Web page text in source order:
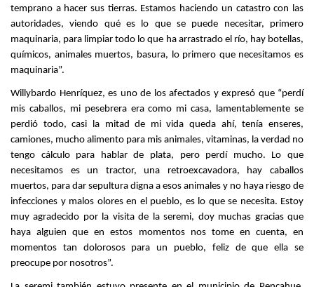
temprano a hacer sus tierras. Estamos haciendo un catastro con las
autoridades, viendo qué es lo que se puede necesitar, primero
maquinaria, para limpiar todo lo que ha arrastrado el río, hay botellas,
químicos, animales muertos, basura, lo primero que necesitamos es
maquinaria”.
Willybardo Henríquez, es uno de los afectados y expresó que “perdí
mis caballos, mi pesebrera era como mi casa, lamentablemente se
perdió todo, casi la mitad de mi vida queda ahí, tenía enseres,
camiones, mucho alimento para mis animales, vitaminas, la verdad no
tengo cálculo para hablar de plata, pero perdí mucho. Lo que
necesitamos es un tractor, una retroexcavadora, hay caballos
muertos, para dar sepultura digna a esos animales y no haya riesgo de
infecciones y malos olores en el pueblo, es lo que se necesita. Estoy
muy agradecido por la visita de la seremi, doy muchas gracias que
haya alguien que en estos momentos nos tome en cuenta, en
momentos tan dolorosos para un pueblo, feliz de que ella se
preocupe por nosotros”.